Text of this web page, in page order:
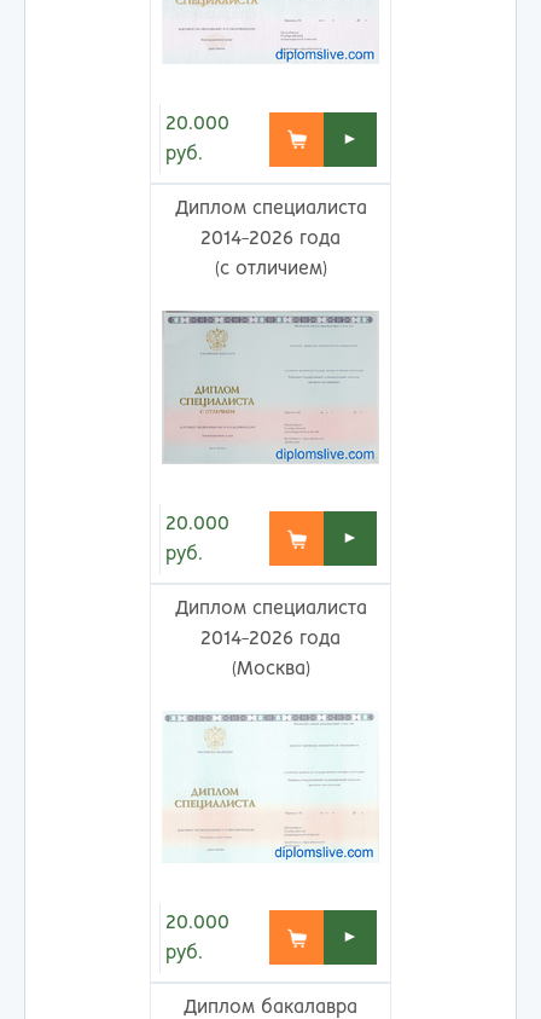
20.000
руб.
►
Диплом специалиста
2014-2026 года
(с отличием)
20.000
руб.
►
Диплом специалиста
2014-2026 года
(Москва)
20.000
руб.
►
Диплом бакалавра